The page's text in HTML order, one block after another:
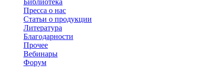
Библиотека
Пресса о нас
Статьи о продукции
Литература
Благодарности
Прочее
Вебинары
Форум